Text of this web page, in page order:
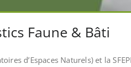
Faune & Bâti
d’Espaces Naturels) et la